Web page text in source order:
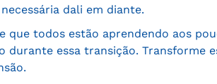
dali em diante.
que todos estão aprendendo aos
durante essa transição. Transforme